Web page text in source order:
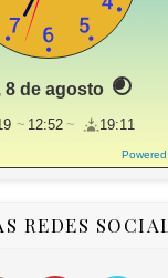
8 de agosto
12:52 19:11
REDES